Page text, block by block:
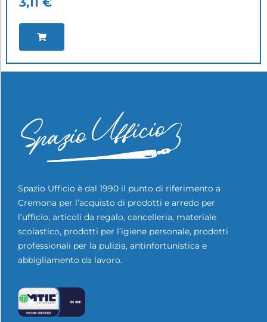
Spazio Ufficio è dal 1990 il punto di riferimento a
Cremona per l’acquisto di prodotti e arredo per
l’ufficio, articoli da regalo, cancelleria, materiale
scolastico, prodotti per l’igiene personale, prodotti
professionali per la pulizia, antinfortunistica e
abbigliamento da lavoro.